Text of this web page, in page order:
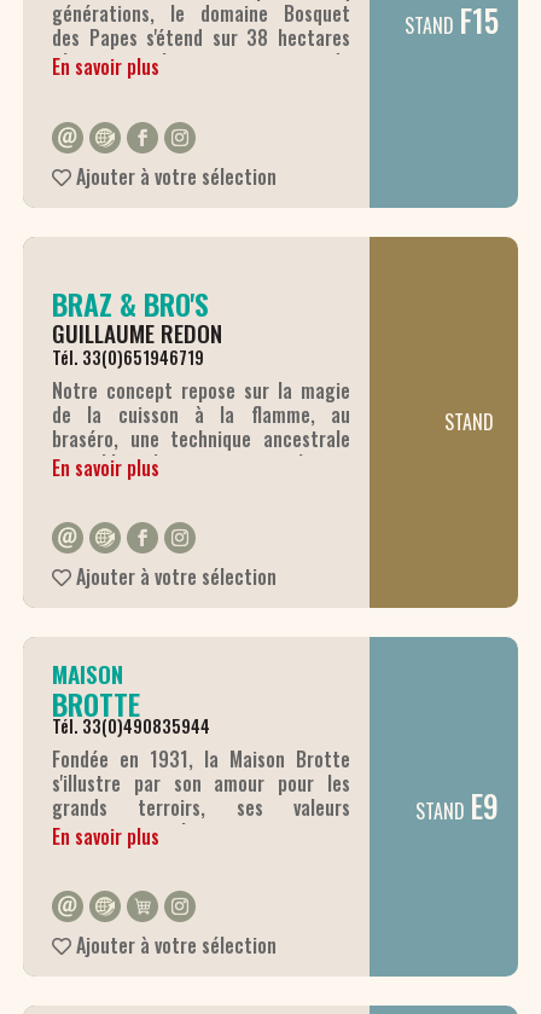
générations, le domaine Bosquet
des Papes s'étend sur 38 hectares
répartis sur les quatre terroirs de
l'appellation. Nous élaborons nos
de manière traditionnelle. Venez
découvrir nos différentes cuvées.
En savoir plus
Ajouter à votre sélection
STAND F15
BRAZ & BRO'S
GUILLAUME REDON
Tél. 33(0)651946719
Notre concept repose sur la magie
de la cuisson à la flamme, au
braséro, une technique ancestrale
qui sublime les saveurs et crée une
expérience visuelle et gustative
exclusivement avec des produits de
saison, sélectionnés auprès de
producteurs locaux qui partagent
environnement.
En savoir plus
Ajouter à votre sélection
STAND
MAISON
BROTTE
Tél. 33(0)490835944
Fondée en 1931, la Maison Brotte
s'illustre par son amour pour les
grands terroirs, ses valeurs
environnementales et son esprit
pionnier. Les générations se
détermination pour offrir des vins de
qualité, élégants et authentiques.
En savoir plus
Ajouter à votre sélection
STAND E9